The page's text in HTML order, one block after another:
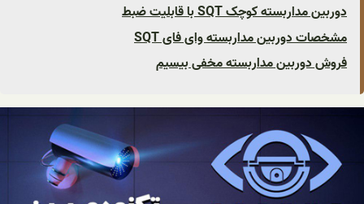
دوربین مداربسته کوچک SQT با قابلیت ضبط
مشخصات دوربین مداربسته وای فای SQT
فروش دوربین مداربسته مخفی بیسیم